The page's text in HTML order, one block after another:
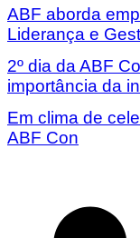
ABF aborda
Liderança e
2º dia da ABF
importância da
Em clima de
ABF Con